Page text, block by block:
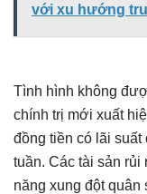
với xu hướng
Tình hình không
chính trị mới xuất
đồng tiền có lãi
tuần. Các tài sản rủi
năng xung đột